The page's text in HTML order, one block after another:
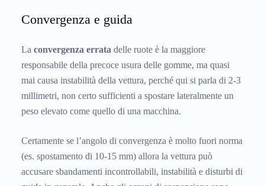
Convergenza e guida
La convergenza errata delle ruote è la maggiore
responsabile della precoce usura delle gomme, ma quasi
mai causa instabilità della vettura, perché qui si parla di 2-3
millimetri, non certo sufficienti a spostare lateralmente un
peso elevato come quello di una macchina.
Certamente se l’angolo di convergenza è molto fuori norma
(es. spostamento di 10-15 mm) allora la vettura può
accusare sbandamenti incontrollabili, instabilità e disturbi di